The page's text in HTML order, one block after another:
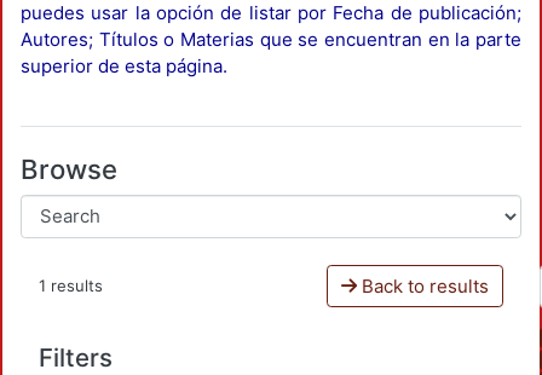
puedes usar la opción de listar por Fecha de publicación;
Autores; Títulos o Materias que se encuentran en la parte
superior de esta página.
Browse
1 results Back to results
Filters